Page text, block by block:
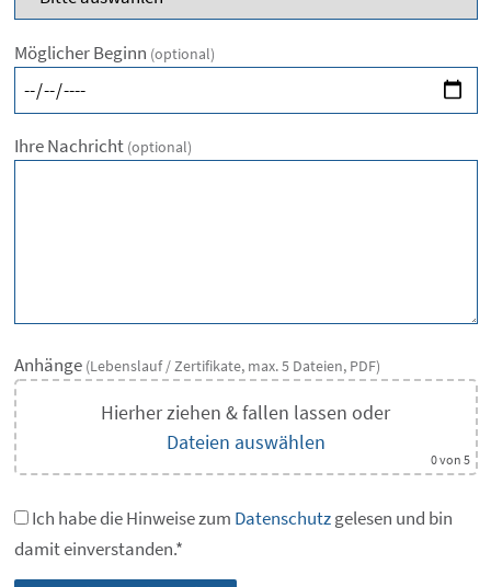
Möglicher Beginn (optional)
Ihre Nachricht (optional)
Anhänge (Lebenslauf / Zertifikate, max. 5 Dateien, PDF)
Hierher ziehen & fallen lassen oder
Dateien auswählen
0von 5
Ich habe die Hinweise zum Datenschutzgelesen und bin
damit einverstanden.*